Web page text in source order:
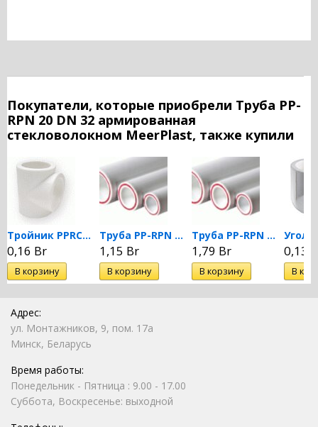
Покупатели, которые приобрели Труба PP-
RPN 20 DN 32 армированная
стекловолокном MeerPlast, также купили
Тройник PPRC 20 MeerPlast
0,16 Br
Труба PP-RPN 20 DN 20...
1,15 Br
Труба PP-RPN 20 DN 25...
1,79 Br 0,13
Адрес:
ул. Монтажников, 9, пом. 17а
Минск, Беларусь
Время работы:
Понедельник - Пятница : 9.00 - 17.00
Суббота, Воскресенье: выходной